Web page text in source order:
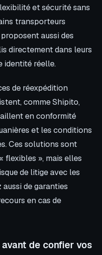
et sécurité sans
transporteurs
aussi des
directement dans leurs
identité réelle.
de réexpédition
comme Shipito,
en conformité
et les conditions
Ces solutions sont
flexibles », mais elles
de litige avec les
de garanties
en cas de
de confier vos